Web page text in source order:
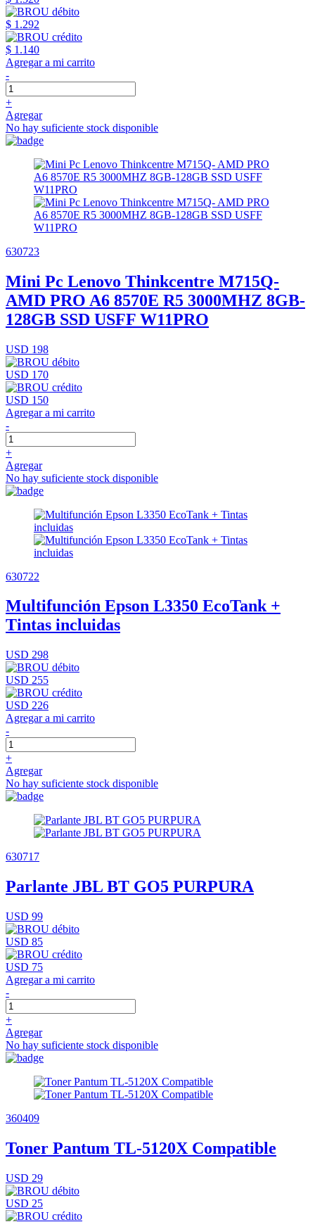
$ 1.292
$ 1.140
Agregar a mi carrito
-
+
Agregar
No hay suficiente stock disponible
630723
Mini Pc Lenovo Thinkcentre M715Q-
AMD PRO A6 8570E R5 3000MHZ 8GB-
128GB SSD USFF W11PRO
USD 198
USD 170
USD 150
Agregar a mi carrito
-
+
Agregar
No hay suficiente stock disponible
630722
Multifunción Epson L3350 EcoTank +
Tintas incluidas
USD 298
USD 255
USD 226
Agregar a mi carrito
-
+
Agregar
No hay suficiente stock disponible
630717
Parlante JBL BT GO5 PURPURA
USD 99
USD 85
USD 75
Agregar a mi carrito
-
+
Agregar
No hay suficiente stock disponible
360409
Toner Pantum TL-5120X Compatible
USD 29
USD 25